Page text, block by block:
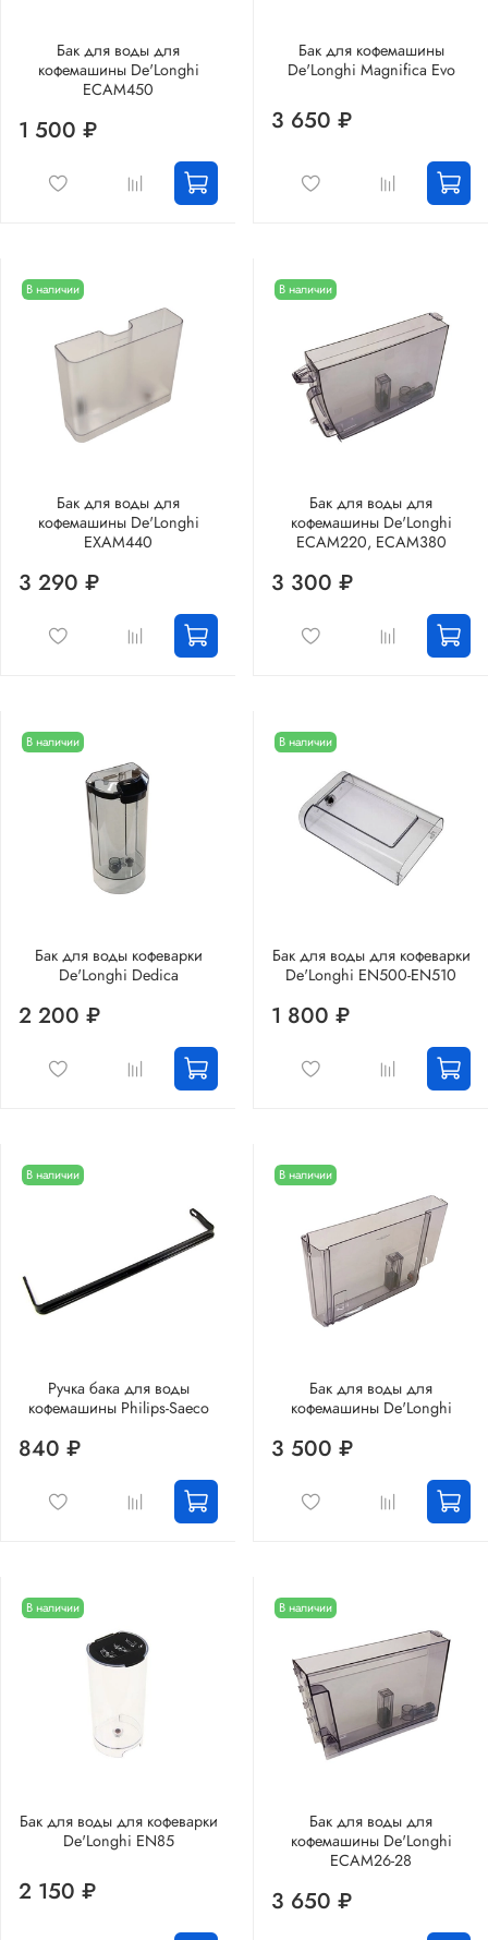
Бак для воды для
кофемашины De'Longhi
ECAM450
1 500 ₽
Бак для кофемашины
De'Longhi Magnifica Evo
3 650 ₽
В наличии
Бак для воды для
кофемашины De'Longhi
EXAM440
3 290 ₽
В наличии
Бак для воды для
кофемашины De'Longhi
ECAM220, ECAM380
3 300 ₽
В наличии
Бак для воды кофеварки
De'Longhi Dedica
2 200 ₽
В наличии
Бак для воды для кофеварки
De'Longhi EN500-EN510
1 800 ₽
В наличии
Ручка бака для воды
кофемашины Philips-Saeco
840 ₽
В наличии
Бак для воды для
кофемашины De'Longhi
3 500 ₽
В наличии
Бак для воды для кофеварки
De'Longhi EN85
2 150 ₽
В наличии
Бак для воды для
кофемашины De'Longhi
ECAM26-28
3 650 ₽